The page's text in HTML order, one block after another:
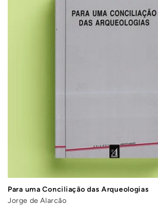
Para uma Conciliação das Arqueologias
Jorge de Alarcão